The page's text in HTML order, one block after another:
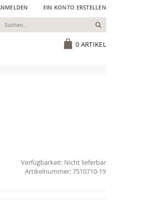
EIN KONTO ERSTELLEN
0 ARTIKEL
Suchen
Verfügbarkeit: Nicht lieferbar
7510710-19